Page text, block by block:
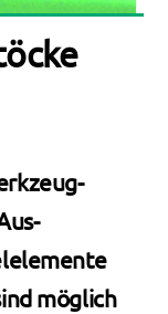
möglich